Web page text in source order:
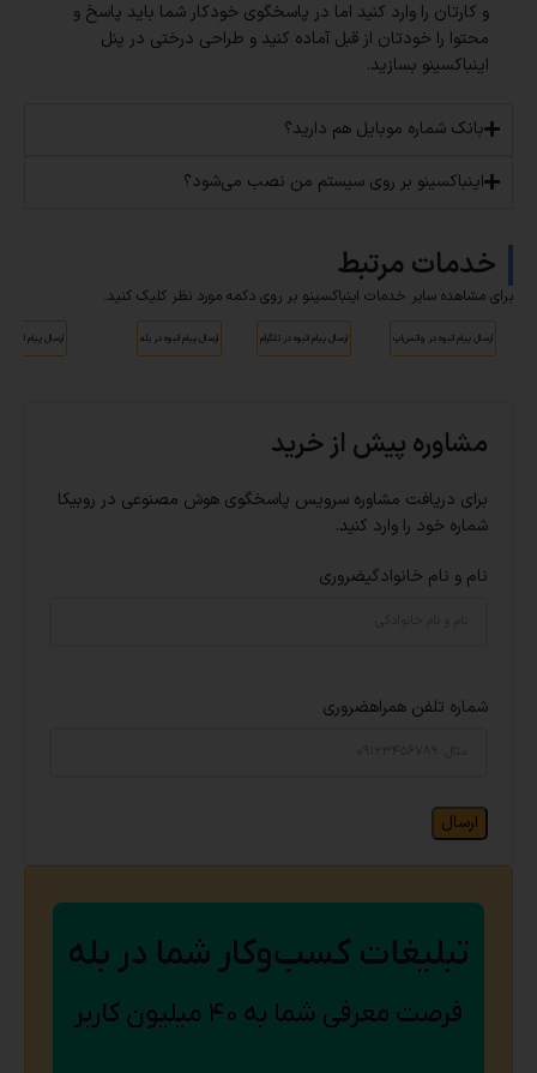
مشاوره پیش از خرید
برای دریافت مشاوره سرویس پاسخگوی هوش مصنوعی در روبیکا
شماره خود را وارد کنید.
نام و نام خانوادگیضروری
شماره تلفن همراهضروری
و کارتان را وارد کنید اما در پاسخگوی خودکار شما باید پاسخ و
محتوا را خودتان از قبل آماده کنید و طراحی درختی در پنل
اینباکسینو بسازید.
بانک شماره موبایل هم دارید؟
اینباکسینو بر روی سیستم من نصب می‌شود؟
خدمات مرتبط
برای مشاهده سایر خدمات اینباکسینو بر روی دکمه مورد نظر کلیک کنید.
ارسال پیام انبوه در واتس‌اپ ارسال پیام انبوه در تلگرام ارسال پیام انبوه در بله ارسال پیام انبوه